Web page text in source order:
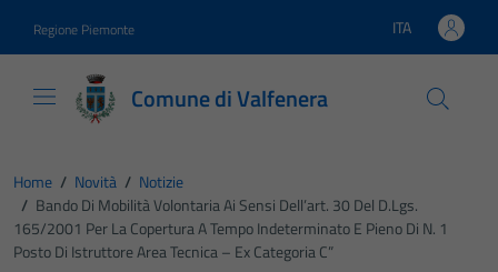
Regione Piemonte Lingua attiva:
ITA
Comune di Valfenera
Home / Novità / Notizie
/ Bando Di Mobilità Volontaria Ai Sensi Dell’art. 30 Del D.lgs.
165/2001 Per La Copertura A Tempo Indeterminato E Pieno Di N. 1
Posto Di Istruttore Area Tecnica – Ex Categoria C”